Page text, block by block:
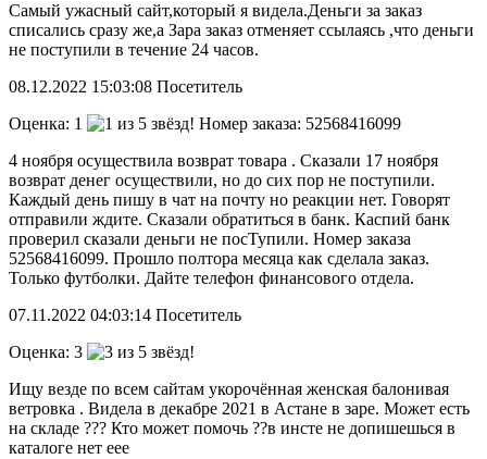
Самый ужасный сайт,который я видела.Деньги за заказ
списались сразу же,а Зара заказ отменяет ссылаясь ,что деньги
не поступили в течение 24 часов.
08.12.2022 15:03:08 Посетитель
Оценка: 1
Номер заказа: 52568416099
4 ноября осуществила возврат товара . Сказали 17 ноября
возврат денег осуществили, но до сих пор не поступили.
Каждый день пишу в чат на почту но реакции нет. Говорят
отправили ждите. Сказали обратиться в банк. Каспий банк
проверил сказали деньги не посТупили. Номер заказа
52568416099. Прошло полтора месяца как сделала заказ.
Только футболки. Дайте телефон финансового отдела.
07.11.2022 04:03:14 Посетитель
Оценка: 3
Ищу везде по всем сайтам укорочённая женская балонивая
ветровка . Видела в декабре 2021 в Астане в заре. Может есть
на складе ??? Кто может помочь ??в инсте не допишешься в
каталоге нет еее